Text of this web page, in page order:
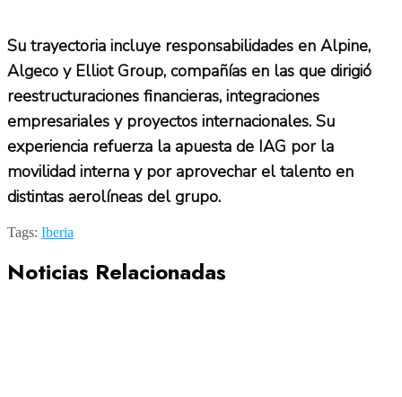
Su trayectoria incluye responsabilidades en Alpine,
Algeco y Elliot Group, compañías en las que dirigió
reestructuraciones financieras, integraciones
empresariales y proyectos internacionales. Su
experiencia refuerza la apuesta de IAG por la
movilidad interna y por aprovechar el talento en
distintas aerolíneas del grupo.
Tags: Iberia
Noticias Relacionadas